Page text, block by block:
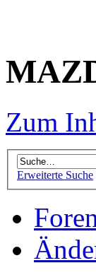
Zum
Erweiterte Suche